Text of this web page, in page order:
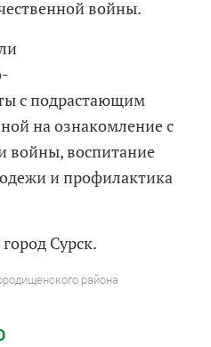
войны.
с подрастающим
на ознакомление с
войны, воспитание
и профилактика
Сурск.
района